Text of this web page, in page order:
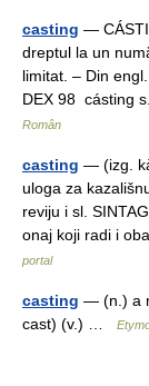
casting —
dreptul la un
limitat. – Din
DEX 98 cásting
Român
casting — (izg.
uloga za
reviju i sl.
onaj koji radi i
portal
casting — (n.) a
cast) (v.) …